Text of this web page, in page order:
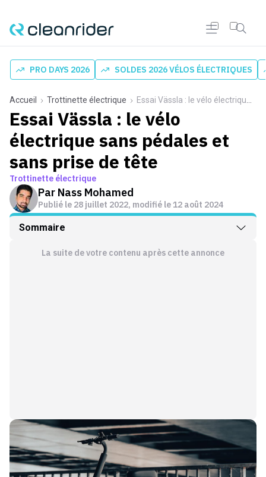
PRO DAYS 2026 SOLDES 2026 VÉLOS ÉLECTRIQUES
Essai Vässla : le vélo
électrique sans pédales et
sans prise de tête
Trottinette électrique
ParNass Mohamed
Publié le28 juillet 2022, modifié le 12 août 2024
Sommaire
La suite de votre contenu après cette annonce